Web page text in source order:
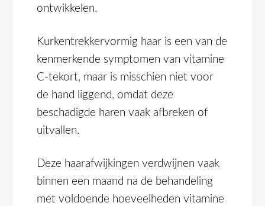
ontwikkelen.
Kurkentrekkervormig haar is een van de
kenmerkende symptomen van vitamine
C-tekort, maar is misschien niet voor
de hand liggend, omdat deze
beschadigde haren vaak afbreken of
uitvallen.
Deze haarafwijkingen verdwijnen vaak
binnen een maand na de behandeling
met voldoende hoeveelheden vitamine